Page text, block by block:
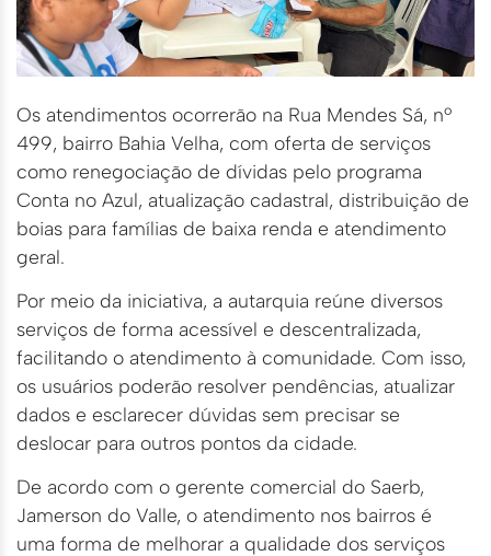
Os atendimentos ocorrerão na Rua Mendes Sá, nº
499, bairro Bahia Velha, com oferta de serviços
como renegociação de dívidas pelo programa
Conta no Azul, atualização cadastral, distribuição de
boias para famílias de baixa renda e atendimento
geral.
Por meio da iniciativa, a autarquia reúne diversos
serviços de forma acessível e descentralizada,
facilitando o atendimento à comunidade. Com isso,
os usuários poderão resolver pendências, atualizar
dados e esclarecer dúvidas sem precisar se
deslocar para outros pontos da cidade.
De acordo com o gerente comercial do Saerb,
Jamerson do Valle, o atendimento nos bairros é
uma forma de melhorar a qualidade dos serviços